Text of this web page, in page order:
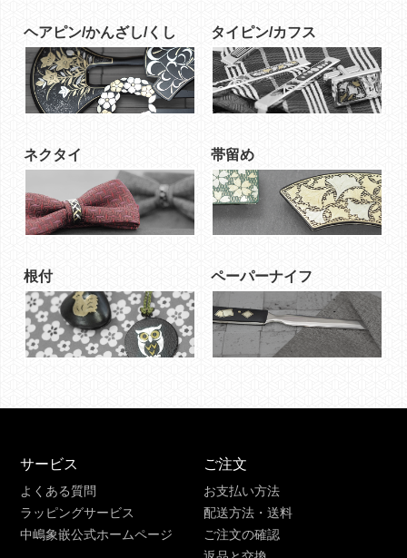
ヘアピン/かんざし/くし タイピン/カフス
ネクタイ 帯留め
根付 ペーパーナイフ
サービス
よくある質問
ラッピングサービス
中嶋象嵌公式ホームページ
ご注文
お支払い方法
配送方法・送料
ご注文の確認